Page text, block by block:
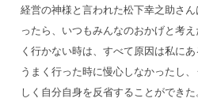
経営の神様と言われた松下幸之助さ
ったら、いつもみんなのおかげと考
く行かない時は、すべて原因は私に
うまく行った時に慢心しなかったし
しく自分自身を反省することができ